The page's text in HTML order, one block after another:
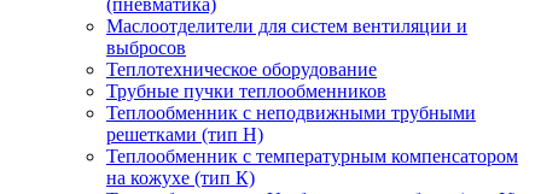
(пневматика)
Маслоотделители для систем вентиляции и
выбросов
Теплотехническое оборудование
Трубные пучки теплообменников
Теплообменник с неподвижными трубными
решетками (тип Н)
Теплообменник с температурным компенсатором
на кожухе (тип К)